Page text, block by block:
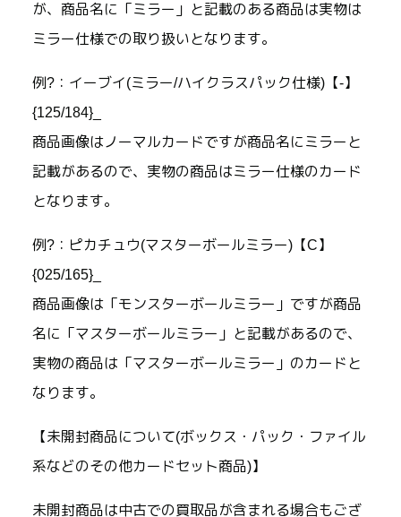
が、商品名に「ミラー」と記載のある商品は実物は
ミラー仕様での取り扱いとなります。
例?：イーブイ(ミラー/ハイクラスパック仕様)【-】
{125/184}_
商品画像はノーマルカードですが商品名にミラーと
記載があるので、実物の商品はミラー仕様のカード
となります。
例?：ピカチュウ(マスターボールミラー)【C】
{025/165}_
商品画像は「モンスターボールミラー」ですが商品
名に「マスターボールミラー」と記載があるので、
実物の商品は「マスターボールミラー」のカードと
なります。
【未開封商品について(ボックス・パック・ファイル
系などのその他カードセット商品)】
未開封商品は中古での買取品が含まれる場合もござ